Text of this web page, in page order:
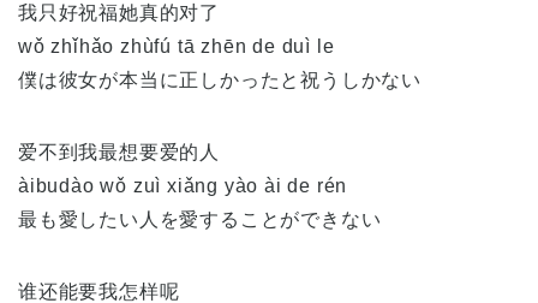
我只好祝福她真的对了
wǒ zhǐhǎo zhùfú tā zhēn de duì le
僕は彼女が本当に正しかったと祝うしかない
爱不到我最想要爱的人
àibudào wǒ zuì xiǎng yào ài de rén
最も愛したい人を愛することができない
谁还能要我怎样呢